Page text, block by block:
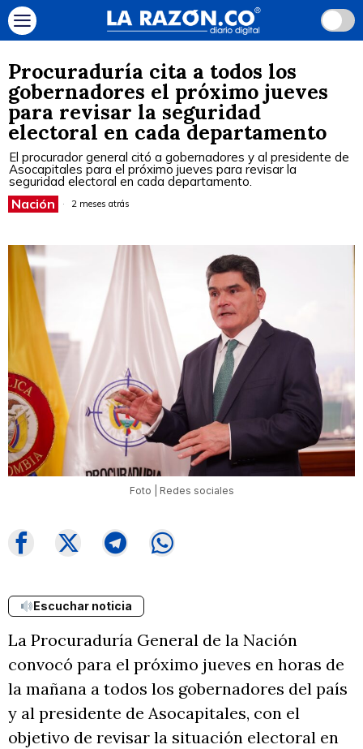
Procuraduría cita a todos los
gobernadores el próximo jueves
para revisar la seguridad
electoral en cada departamento
El procurador general citó a gobernadores y al presidente de
Asocapitales para el próximo jueves para revisar la
seguridad electoral en cada departamento.
Nación 2 meses atrás
Foto | Redes sociales
Escuchar noticia
La Procuraduría General de la Nación
convocó para el próximo jueves en horas de
la mañana a todos los gobernadores del país
y al presidente de Asocapitales, con el
objetivo de revisar la situación electoral en